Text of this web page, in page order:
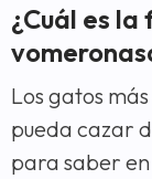
¿Cuál es
Los gatos
pueda cazar
para saber